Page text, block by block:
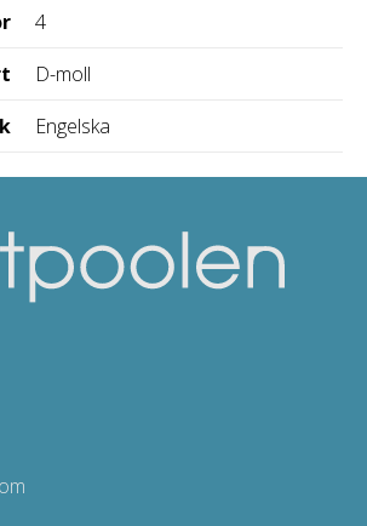
4
D-moll
Engelska